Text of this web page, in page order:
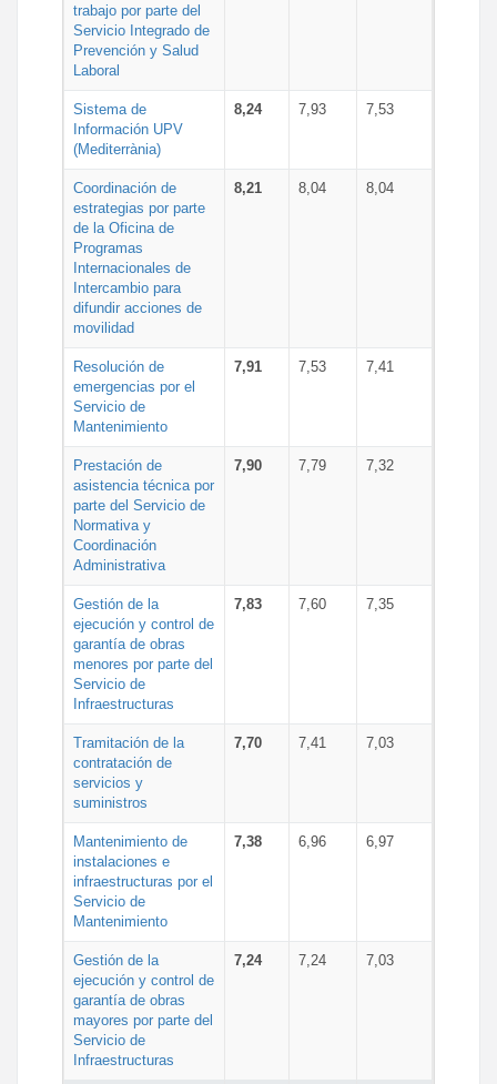
trabajo por parte del
Servicio Integrado de
Prevención y Salud
Laboral
Sistema de
Información UPV
(Mediterrània)
8,24 7,93 7,53
Coordinación de
estrategias por parte
de la Oficina de
Programas
Internacionales de
Intercambio para
difundir acciones de
movilidad
8,21 8,04 8,04
Resolución de
emergencias por el
Servicio de
Mantenimiento
7,91 7,53 7,41
Prestación de
asistencia técnica por
parte del Servicio de
Normativa y
Coordinación
Administrativa
7,90 7,79 7,32
Gestión de la
ejecución y control de
garantía de obras
menores por parte del
Servicio de
Infraestructuras
7,83 7,60 7,35
Tramitación de la
contratación de
servicios y
suministros
7,70 7,41 7,03
Mantenimiento de
instalaciones e
infraestructuras por el
Servicio de
Mantenimiento
7,38 6,96 6,97
Gestión de la
ejecución y control de
garantía de obras
mayores por parte del
Servicio de
Infraestructuras
7,24 7,24 7,03